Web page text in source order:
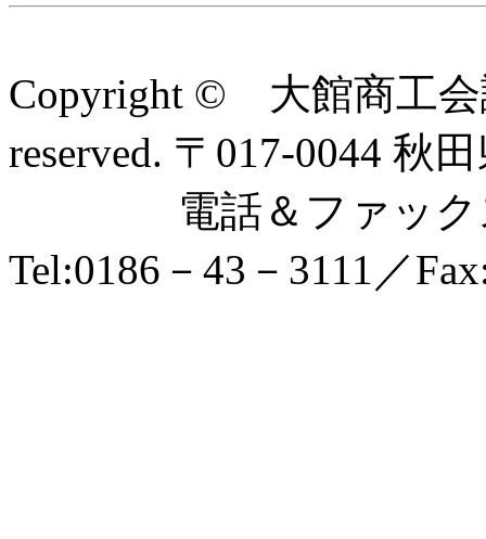
Copyright © 大館商工
reserved. 〒017-0044
電話＆ファック
Tel:0186－43－3111／